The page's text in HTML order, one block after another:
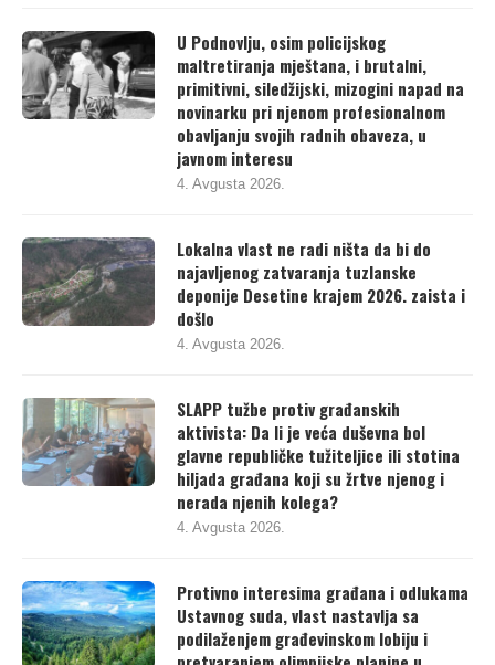
U Podnovlju, osim policijskog
maltretiranja mještana, i brutalni,
primitivni, siledžijski, mizogini napad na
novinarku pri njenom profesionalnom
obavljanju svojih radnih obaveza, u
javnom interesu
4. Avgusta 2026.
Lokalna vlast ne radi ništa da bi do
najavljenog zatvaranja tuzlanske
deponije Desetine krajem 2026. zaista i
došlo
4. Avgusta 2026.
SLAPP tužbe protiv građanskih
aktivista: Da li je veća duševna bol
glavne republičke tužiteljice ili stotina
hiljada građana koji su žrtve njenog i
nerada njenih kolega?
4. Avgusta 2026.
Protivno interesima građana i odlukama
Ustavnog suda, vlast nastavlja sa
podilaženjem građevinskom lobiju i